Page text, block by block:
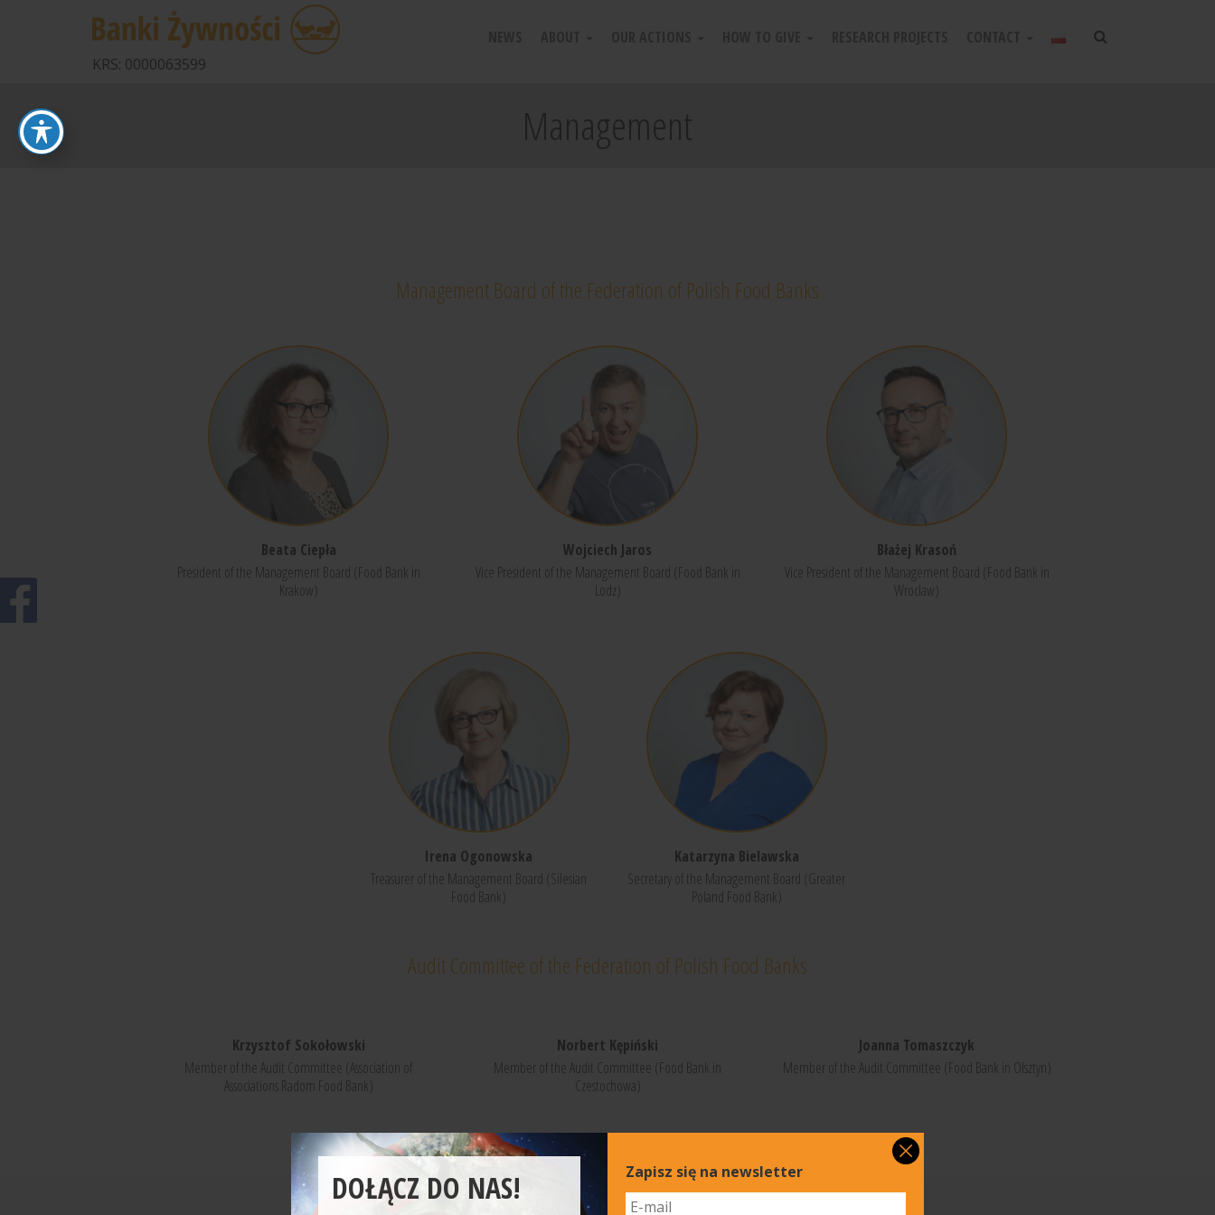
KRS: 0000063599
Management
Management Board of the Federation of Polish Food Banks
Beata Ciepła
President of the Management Board (Food Bank in
Krakow)
Wojciech Jaros
Vice President of the Management Board (Food Bank in
Lodz)
Błażej Krasoń
Vice President of the Management Board (Food Bank in
Wroclaw)
Irena Ogonowska
Treasurer of the Management Board (Silesian
Food Bank)
Katarzyna Bielawska
Secretary of the Management Board (Greater
Poland Food Bank)
Audit Committee of the Federation of Polish Food Banks
Krzysztof Sokołowski
Member of the Audit Committee (Association of
Associations Radom Food Bank)
Norbert Kępiński
Member of the Audit Committee (Food Bank in
Czestochowa)
Joanna Tomaszczyk
Member of the Audit Committee (Food Bank in Olsztyn)
DOŁĄCZ DO NAS! Zapisz się na newsletter